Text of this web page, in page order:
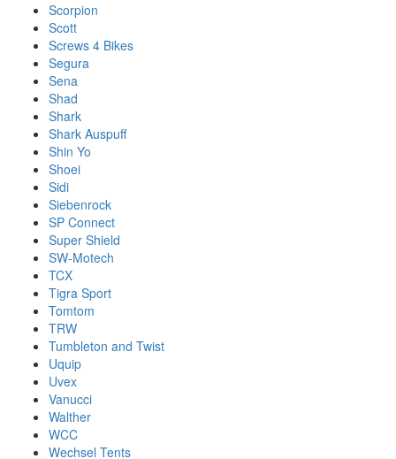
Scorpion
Scott
Screws 4 Bikes
Segura
Sena
Shad
Shark
Shark Auspuff
Shin Yo
Shoei
Sidi
Siebenrock
SP Connect
Super Shield
SW-Motech
TCX
Tigra Sport
Tomtom
TRW
Tumbleton and Twist
Uquip
Uvex
Vanucci
Walther
WCC
Wechsel Tents